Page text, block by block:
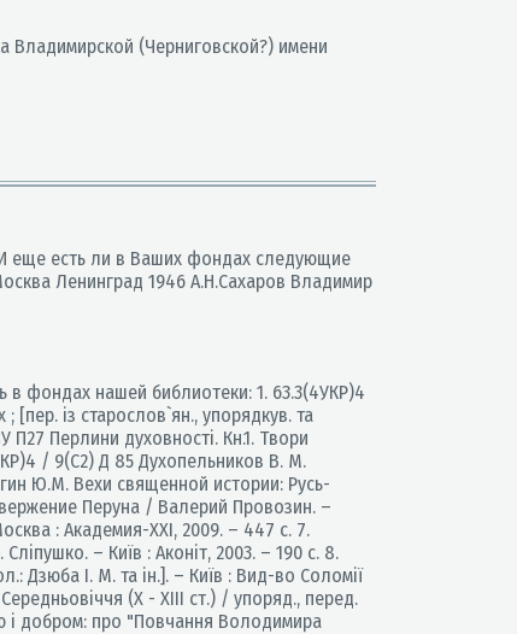
Владимирской (Черниговской?) имени
еще есть ли в Ваших фондах следующие
Ленинград 1946 А.Н.Сахаров Владимир
фондах нашей библиотеки: 1. 63.3(4УКР)4
із старослов`ян., упорядкув. та
П27 Перлини духовності. Кн.1. Твори
/ 9(С2) Д 85 Духопельников В. М.
Ю.М. Вехи священной истории: Русь-
Перуна / Валерий Провозин. –
: Академия-XXI, 2009. – 447 с. 7.
– Київ : Аконіт, 2003. – 190 с. 8.
Дзюба І. М. та ін.]. – Київ : Вид-во Соломії
(Х - XIII ст.) / упоряд., перед.
і добром: про "Повчання Володимира